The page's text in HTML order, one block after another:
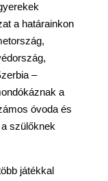
a határainkon
–
a
óvoda és
szülőknek
játékkal